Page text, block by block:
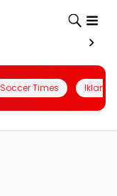
Soccer Times Iklanin